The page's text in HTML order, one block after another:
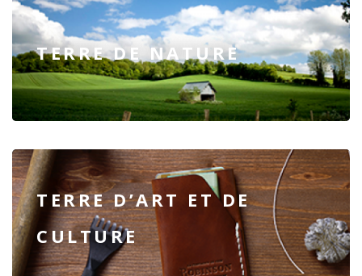
TERRE DE NATURE
TERRE D’ART ET DE
CULTURE